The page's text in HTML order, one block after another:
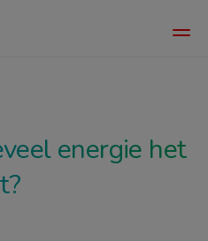
Main
energie het